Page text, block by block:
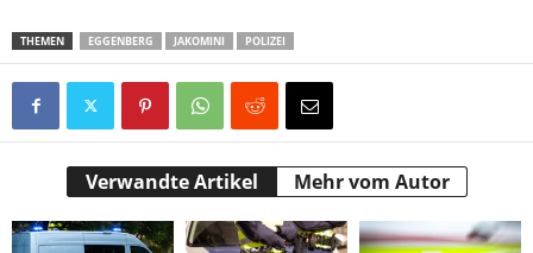
THEMEN EGGENBERG JAKOMINI POLIZEI
Verwandte Artikel Mehr vom Autor